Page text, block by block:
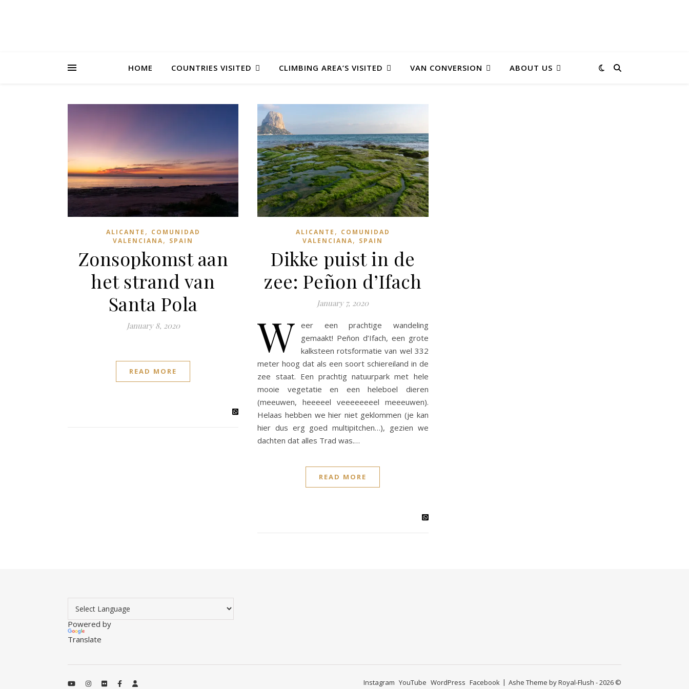
HOME COUNTRIES VISITED CLIMBING AREA’S VISITED VAN CONVERSION ABOUT US
ALICANTE , COMUNIDAD
VALENCIANA, SPAIN
Zonsopkomst aan
het strand van
Santa Pola
January 8, 2020
READ MORE
ALICANTE , COMUNIDAD
VALENCIANA, SPAIN
Dikke puist in de
zee: Peñon d’Ifach
January 7, 2020
W
eer een prachtige wandeling
gemaakt! Peñon d’Ifach, een grote
kalksteen rotsformatie van wel 332
meter hoog dat als een soort schiereiland in de
zee staat. Een prachtig natuurpark met hele
mooie vegetatie en een heleboel dieren
(meeuwen, heeeeel veeeeeeeel meeeuwen).
Helaas hebben we hier niet geklommen (je kan
hier dus erg goed multipitchen…), gezien we
dachten dat alles Trad was.…
READ MORE
Powered by
Translate
Ashe Theme by Royal-Flush - 2026 ©
Instagram YouTube WordPress Facebook